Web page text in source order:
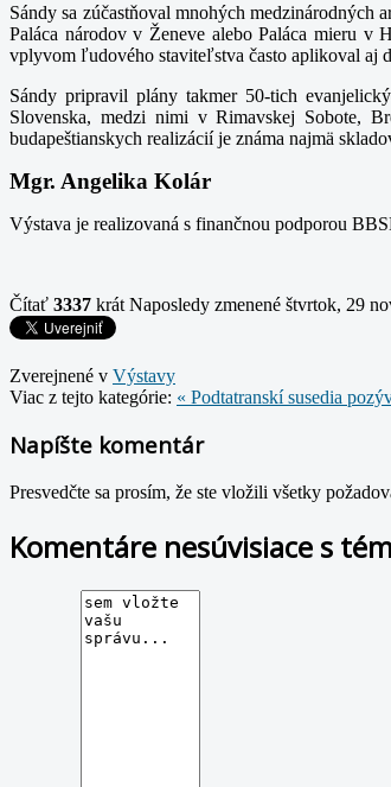
Sándy sa zúčastňoval mnohých
Paláca národov v Ženeve alebo Paláca mieru v
vplyvom ľudového staviteľstva často aplikoval aj
Sándy pripravil plány takmer 50-tich
Slovenska, medzi nimi v Rimavskej Sobote,
budapeštianskych realizácií je známa najmä
Mgr. Angelika Kolár
Výstava je realizovaná s finančnou podporou
Čítať 3337 krát Naposledy zmenené štvrtok, 29
Zverejnené v Výstavy
Viac z tejto kategórie: « Podtatranskí susedia
Napíšte komentár
Presvedčte sa prosím, že ste vložili všetky
Komentáre nesúvisiace s